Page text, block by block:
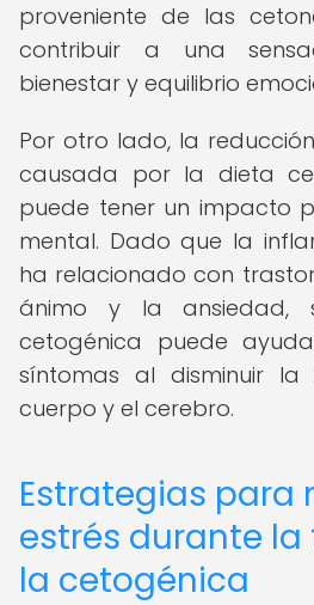
proveniente de las
contribuir a una
bienestar y equilibrio
Por otro lado, la
causada por la dieta
puede tener un impacto
mental. Dado que la
ha relacionado con
ánimo y la ansiedad,
cetogénica puede
síntomas al disminuir la
cuerpo y el cerebro.
Estrategias para
estrés durante
la cetogénica